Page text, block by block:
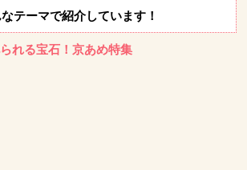
テーマで紹介しています！
れる宝石！京あめ特集